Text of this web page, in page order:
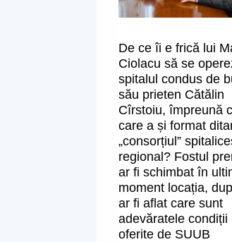
De ce îi e frică lui
Ciolacu să se
spitalul condus de
său prieten Cătălin
Cîrstoiu, împreună
care a și format
„consorțiul”
regional? Fostul
ar fi schimbat în
moment locația,
ar fi aflat care sunt
adevăratele condiții
oferite de SUUB